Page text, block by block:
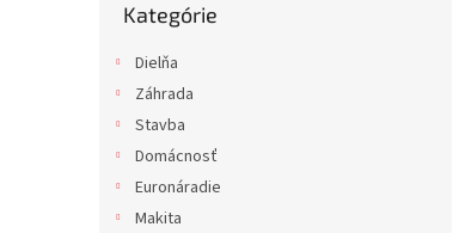
kategórie
Kategórie
Dielňa
Záhrada
Stavba
Domácnosť
Euronáradie
Makita